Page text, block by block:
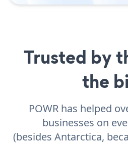
Trusted by
the
POWR has helped
businesses on
(besides Antarctica,